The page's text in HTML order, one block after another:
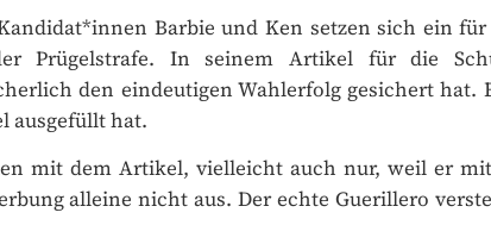
Barbie und Ken setzen sich ein für
Prügelstrafe. In seinem Artikel für die
den eindeutigen Wahlerfolg gesichert hat.
ausgefüllt hat.
mit dem Artikel, vielleicht auch nur, weil er
alleine nicht aus. Der echte Guerillero
DAS PRINT-ABONNEMENT
FIUME
MAGAZIN FÜR REINKULTUR